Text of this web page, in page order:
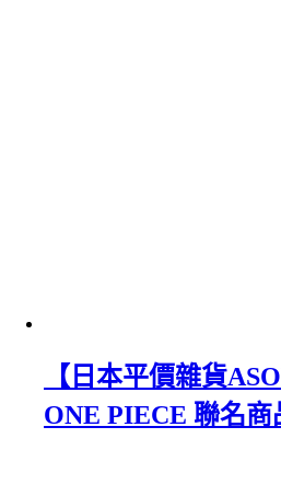
【日本平價雜貨
ONE PIECE 聯名商